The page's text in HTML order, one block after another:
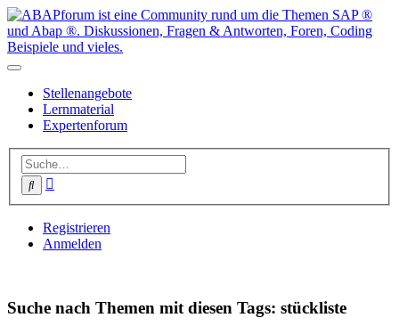
Stellenangebote
Lernmaterial
Expertenforum
Suche
Registrieren
Anmelden
Suche nach Themen mit diesen Tags: stückliste